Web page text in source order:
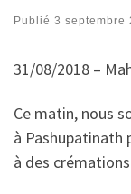
Publié 3 septembre
31/08/2018 –
Ce matin, nous
à Pashupatinath
à des